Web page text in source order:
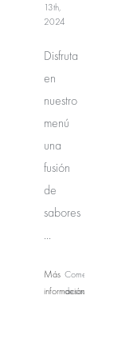
13th,
2024
Disfruta
en
nuestro
menú
una
fusión
de
sabores
...
Más
información
Comentarios
desactivados